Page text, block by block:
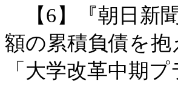
【6】『朝日新
額の累積負債を
「大学改革中期